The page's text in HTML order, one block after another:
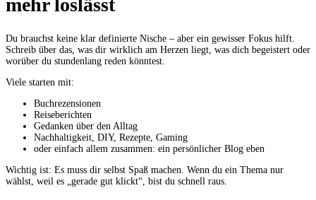
mehr loslässt
Du brauchst keine klar definierte Nische – aber ein gewisser Fokus hilft.
Schreib über das, was dir wirklich am Herzen liegt, was dich begeistert oder
worüber du stundenlang reden könntest.
Viele starten mit:
Buchrezensionen
Reiseberichten
Gedanken über den Alltag
Nachhaltigkeit, DIY, Rezepte, Gaming
oder einfach allem zusammen: ein persönlicher Blog eben
Wichtig ist: Es muss dir selbst Spaß machen. Wenn du ein Thema nur
wählst, weil es „gerade gut klickt“, bist du schnell raus.